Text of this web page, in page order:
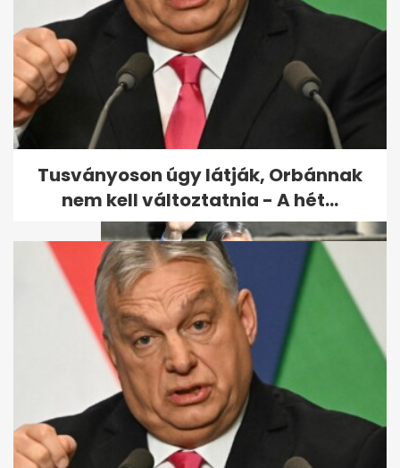
Egerszegi Krisztina 50 éves
Orbán Viktorért tartanak
szentmisét a születésnapján
Tusványoson úgy látják, Orbánnak
nem kell változtatnia - A hét...